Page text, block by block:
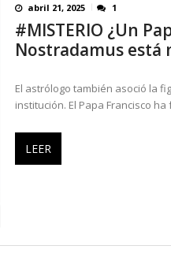
abril 21, 2025 1
#MISTERIO ¿Un
Nostradamus está
El astrólogo también asoció la
institución. El Papa Francisco
LEER